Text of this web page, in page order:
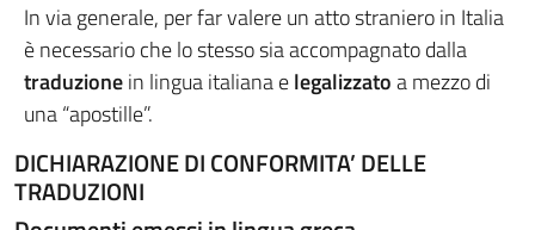
In via generale, per far valere un atto straniero in Italia
è necessario che lo stesso sia accompagnato dalla
traduzionein lingua italiana elegalizzatoa mezzo di
una “apostille”.
DICHIARAZIONE DI CONFORMITA’ DELLE
TRADUZIONI